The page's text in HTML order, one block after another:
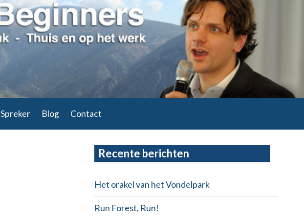
Spreker Blog Contact
Primary
Recente berichten
Het orakel van het Vondelpark
Run Forest, Run!